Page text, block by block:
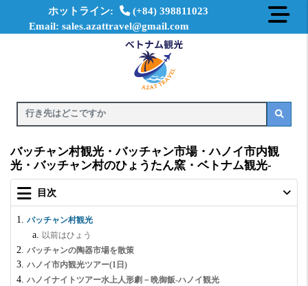
ホットライン:
(+84) 398811023
Email: sales.azattravel@gmail.com
バッチャン村観光・バッチャン市場・ハノイ市内観
光・バッチャン村のひょうたん窯・ベトナム観光-
目次
バッチャン村観光
以前はひょう
バッチャンの陶器市場を散策
ハノイ市内観光ツアー(1日)
ハノイナイトツアー水上人形劇－晩御飯-ハノイ観光